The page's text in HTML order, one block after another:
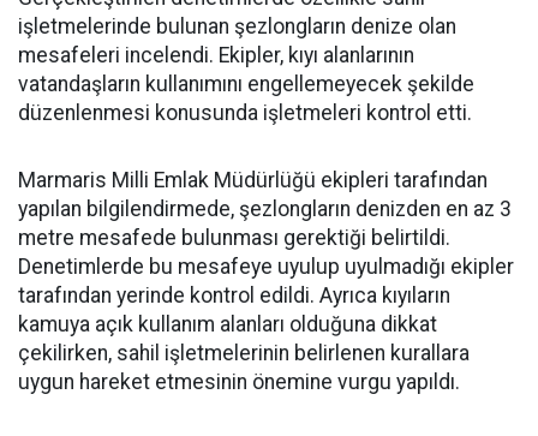
işletmelerinde bulunan şezlongların denize olan
mesafeleri incelendi. Ekipler, kıyı alanlarının
vatandaşların kullanımını engellemeyecek şekilde
düzenlenmesi konusunda işletmeleri kontrol etti.
Marmaris Milli Emlak Müdürlüğü ekipleri tarafından
yapılan bilgilendirmede, şezlongların denizden en az 3
metre mesafede bulunması gerektiği belirtildi.
Denetimlerde bu mesafeye uyulup uyulmadığı ekipler
tarafından yerinde kontrol edildi. Ayrıca kıyıların
kamuya açık kullanım alanları olduğuna dikkat
çekilirken, sahil işletmelerinin belirlenen kurallara
uygun hareket etmesinin önemine vurgu yapıldı.